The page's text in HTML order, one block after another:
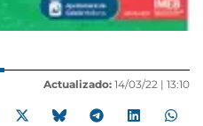
Actualizado: 14/03/22 | 13:10